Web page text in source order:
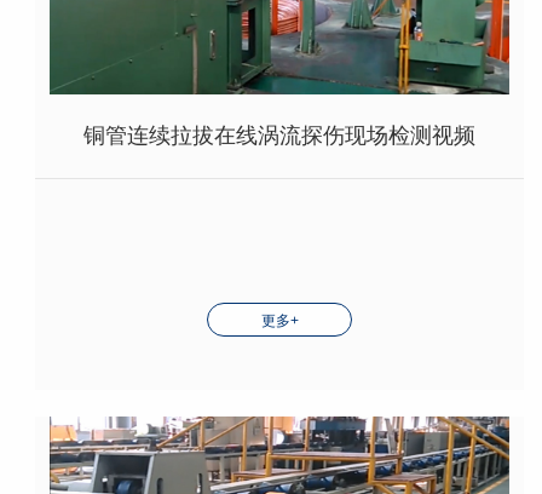
铜管连续拉拔在线涡流探伤现场检测视频
更多+